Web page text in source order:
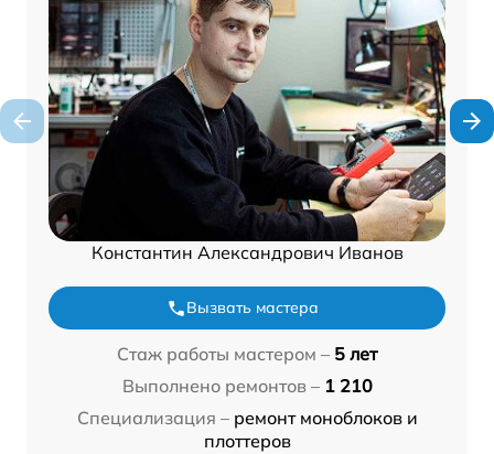
Константин Александрович Иванов
Вызвать мастера
Стаж работы мастером – 5 лет
Выполнено ремонтов – 1 210
Специализация – ремонт моноблоков и
плоттеров